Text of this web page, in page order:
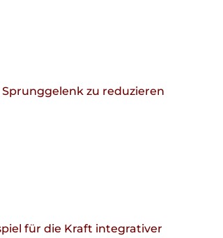
zu reduzieren
für die Kraft integrativer